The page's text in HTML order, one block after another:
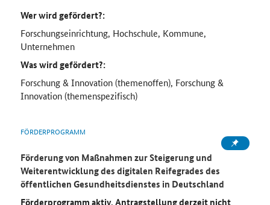
Wer wird gefördert?:
Forschungseinrichtung, Hochschule, Kommune,
Unternehmen
Was wird gefördert?:
Forschung & Innovation (themenoffen), Forschung &
Innovation (themenspezifisch)
FÖRDERPROGRAMM
Förderung von Maßnahmen zur Steigerung und
Weiterentwicklung des digitalen Reifegrades des
öffentlichen Gesundheitsdienstes in Deutschland
Förderprogramm aktiv, Antragstellung derzeit nicht